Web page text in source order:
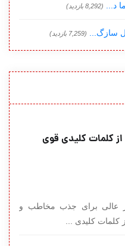
د... (8,292 بازدید)
(7,259 بازدید)
کلمات کلیدی قوی
عالی برای جذب مخاطب و
کلیدی ...